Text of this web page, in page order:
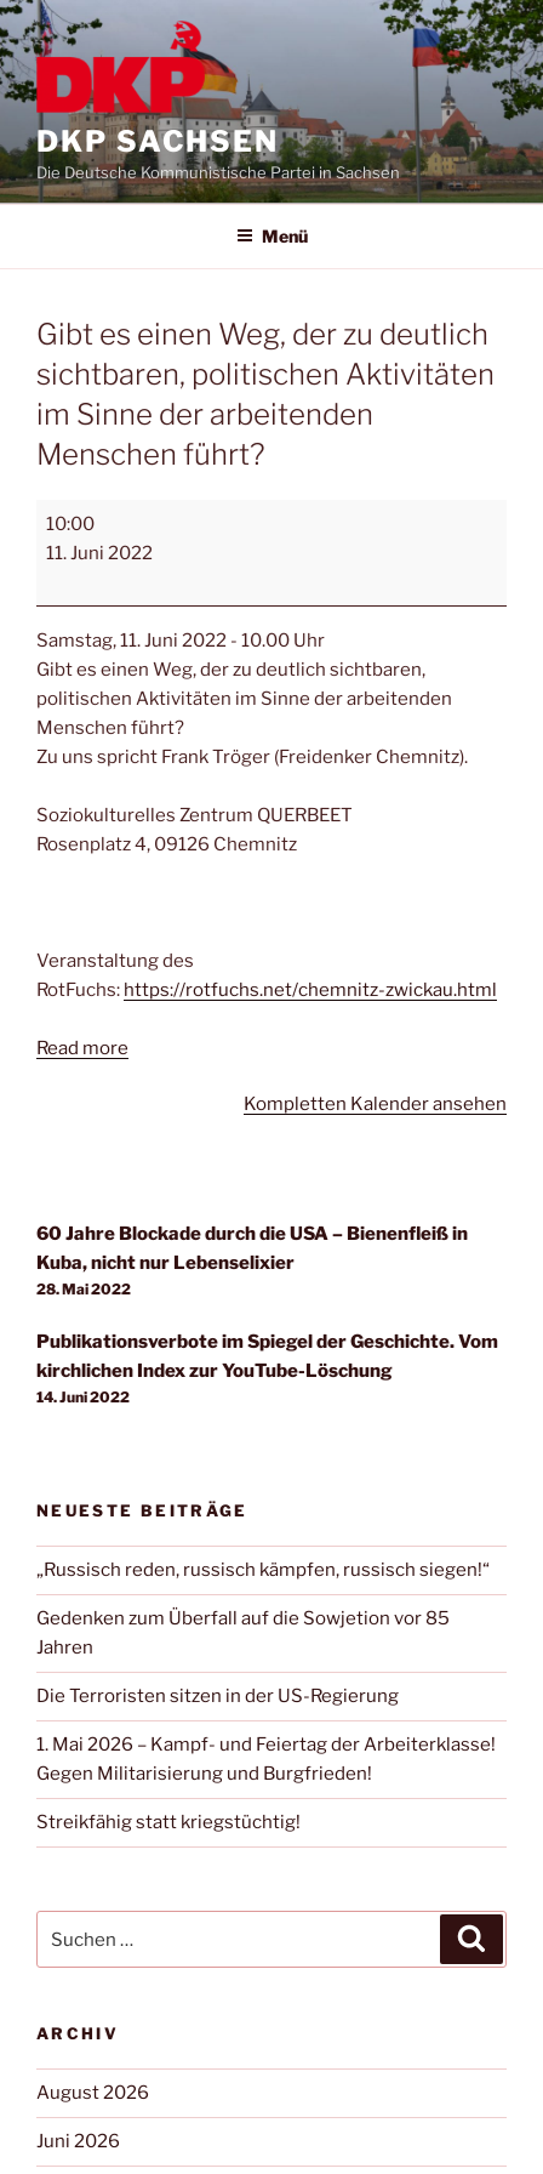
DKP SACHSEN
Die Deutsche Kommunistische Partei in Sachsen
Menü
Gibt es einen Weg, der zu deutlich
sichtbaren, politischen Aktivitäten
im Sinne der arbeitenden
Menschen führt?
10:00
11. Juni 2022
Samstag, 11. Juni 2022 - 10.00 Uhr
Gibt es einen Weg, der zu deutlich sichtbaren,
politischen Aktivitäten im Sinne der arbeitenden
Menschen führt?
Zu uns spricht Frank Tröger (Freidenker Chemnitz).
Soziokulturelles Zentrum QUERBEET
Rosenplatz 4, 09126 Chemnitz
Veranstaltung des
RotFuchs: https://rotfuchs.net/chemnitz-zwickau.html
Read more
Kompletten Kalender ansehen
60 Jahre Blockade durch die USA – Bienenfleiß in
Kuba, nicht nur Lebenselixier
28. Mai 2022
Publikationsverbote im Spiegel der Geschichte. Vom
kirchlichen Index zur YouTube-Löschung
14. Juni 2022
NEUESTE BEITRÄGE
„Russisch reden, russisch kämpfen, russisch siegen!“
Gedenken zum Überfall auf die Sowjetion vor 85
Jahren
Die Terroristen sitzen in der US-Regierung
1. Mai 2026 – Kampf- und Feiertag der Arbeiterklasse!
Gegen Militarisierung und Burgfrieden!
Streikfähig statt kriegstüchtig!
ARCHIV
August 2026
Juni 2026